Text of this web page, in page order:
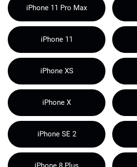
iPhone 11 Pro Max
iPhone 11
iPhone XS
iPhone X
iPhone SE 2